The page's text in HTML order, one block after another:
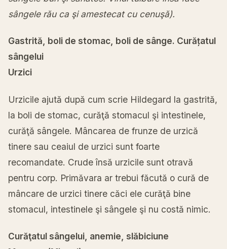
sângele rău ca şi amestecat cu cenuşă).
Gastrită, boli de stomac, boli de sânge. Curățatul
sângelui
Urzici
Urzicile ajută după cum scrie Hildegard la gastrită,
la boli de stomac, curăţă stomacul şi intestinele,
curăţă sângele. Mâncarea de frunze de urzică
tinere sau ceaiul de urzici sunt foarte
recomandate. Crude însă urzicile sunt otravă
pentru corp. Primăvara ar trebui făcută o cură de
mâncare de urzici tinere căci ele curăţă bine
stomacul, intestinele şi sângele şi nu costă nimic.
Curăţatul sângelui, anemie, slăbiciune